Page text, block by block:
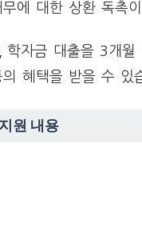
무에 대한 상환 독촉
학자금 대출을 3개월
의 혜택을 받을 수 있
원 내용